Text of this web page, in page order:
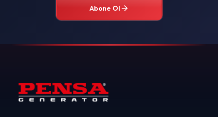
Abone Ol